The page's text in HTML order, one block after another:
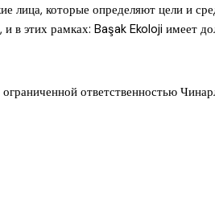
лица, которые определяют цели и
в этих рамках: Başak Ekoloji имеет
ограниченной ответственностью